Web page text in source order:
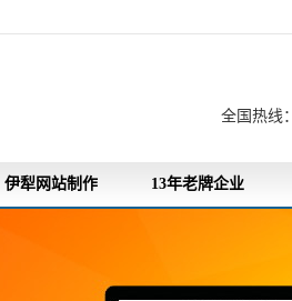
全国热线：
伊犁网站制作 13年老牌企业